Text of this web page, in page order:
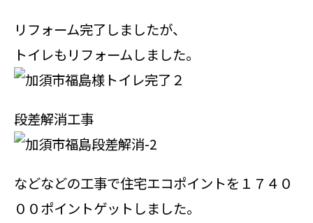
リフォーム完了しましたが、
トイレもリフォームしました。
段差解消工事
などなどの工事で住宅エコポイントを１７４０
００ポイントゲットしました。